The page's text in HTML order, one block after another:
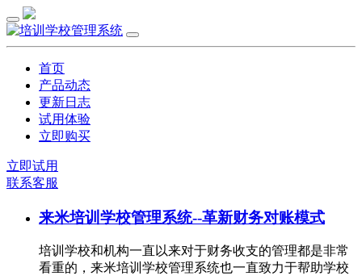
首页
产品动态
更新日志
试用体验
立即购买
立即试用
联系客服
来米培训学校管理系统--革新财务对账模式
培训学校和机构一直以来对于财务收支的管理都是非常
看重的，来米培训学校管理系统也一直致力于帮助学校